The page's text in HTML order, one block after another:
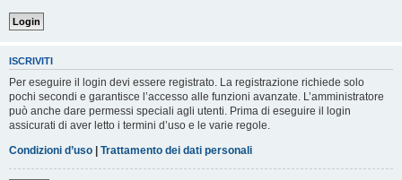
ISCRIVITI
Per eseguire il login devi essere registrato. La registrazione richiede solo
pochi secondi e garantisce l’accesso alle funzioni avanzate. L’amministratore
può anche dare permessi speciali agli utenti. Prima di eseguire il login
assicurati di aver letto i termini d’uso e le varie regole.
Condizioni d’uso | Trattamento dei dati personali